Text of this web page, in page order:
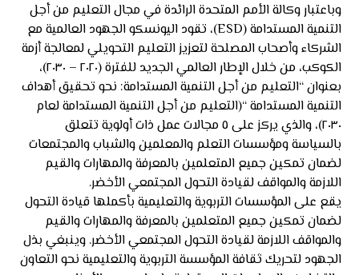
وباعتبار وكالة الأمم المتحدة الرائدة في مجال التعليم من أجل
التنمية المستدامة (ESD)، تقود اليونسكو الجهود العالمية مع
الشركاء وأصحاب المصلحة لتعزيز التعليم التحويلي لمعالجة أزمة
الكوكب، من خلال الإطار العالمي الجديد للفترة (٢٠٢٠ – ٢٠٣٠)،
بعنوان “التعليم من أجل التنمية المستدامة: نحو تحقيق أهداف
التنمية المستدامة “(التعليم من أجل التنمية المستدامة لعام
٢٠٣٠)، والذي يركز على ٥ مجالات عمل ذات أولوية تتعلق
بالسياسة ومؤسسات التعلم والمعلمين والشباب والمجتمعات
لضمان تمكين جميع المتعلمين بالمعرفة والمهارات والقيم
اللازمة والمواقف لقيادة التحول المجتمعي الأخضر.
يقع على المؤسسات التربوية والتعليمية بأكملها قيادة التحول
لضمان تمكين جميع المتعلمين بالمعرفة والمهارات والقيم
والمواقف اللازمة لقيادة التحول المجتمعي الأخضر. وينبغي بذل
الجهود لتحريك ثقافة المؤسسة التربوية والتعليمية نحو التعاون